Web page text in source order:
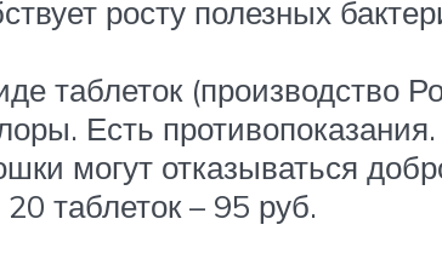
росту полезных
таблеток (производство
Есть
могут отказываться
таблеток – 95 руб.